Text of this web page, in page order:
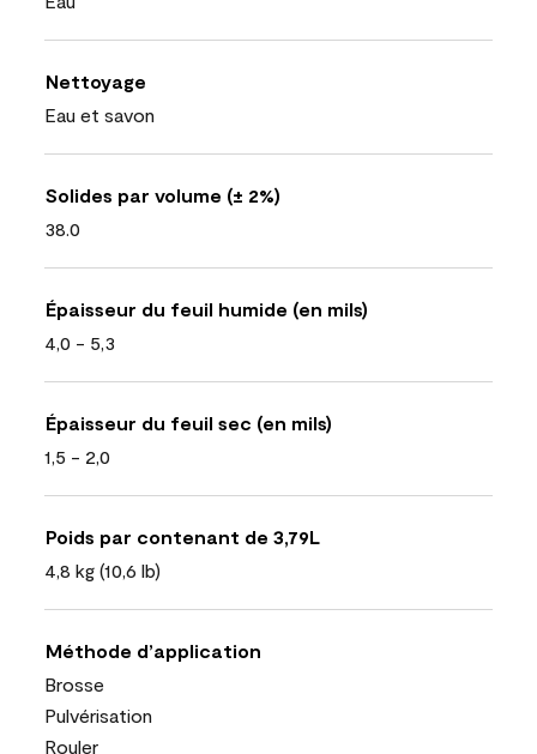
Nettoyage
Eau et savon
Solides par volume (± 2%)
38.0
Épaisseur du feuil humide (en mils)
4,0 - 5,3
Épaisseur du feuil sec (en mils)
1,5 - 2,0
Poids par contenant de 3,79L
4,8 kg (10,6 lb)
Méthode d’application
Brosse
Pulvérisation
Rouler